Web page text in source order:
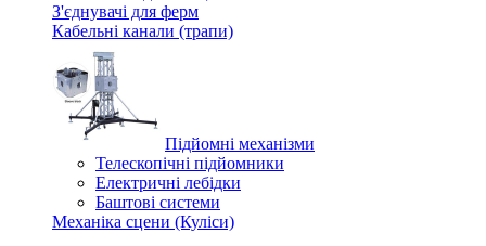
З'єднувачі для ферм
Кабельні канали (трапи)
Підйомні механізми
Телескопічні підйомники
Електричні лебідки
Баштові системи
Механіка сцени (Куліси)